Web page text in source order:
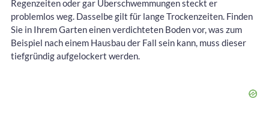
Regenzeiten oder gar Überschwemmungen steckt er
problemlos weg. Dasselbe gilt für lange Trockenzeiten. Finden
Sie in Ihrem Garten einen verdichteten Boden vor, was zum
Beispiel nach einem Hausbau der Fall sein kann, muss dieser
tiefgründig aufgelockert werden.